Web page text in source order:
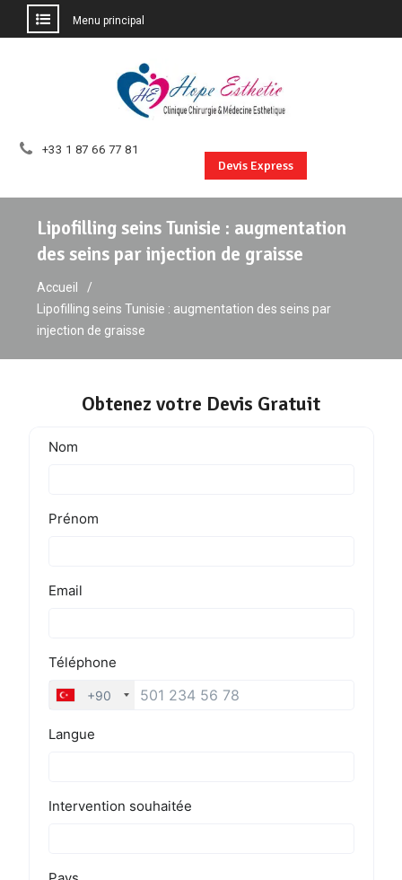
Menu principal
+33 1 87 66 77 81
Devis Express
Lipofilling seins Tunisie : augmentation
des seins par injection de graisse
Accueil
Lipofilling seins Tunisie : augmentation des seins par
injection de graisse
Obtenez votre Devis Gratuit